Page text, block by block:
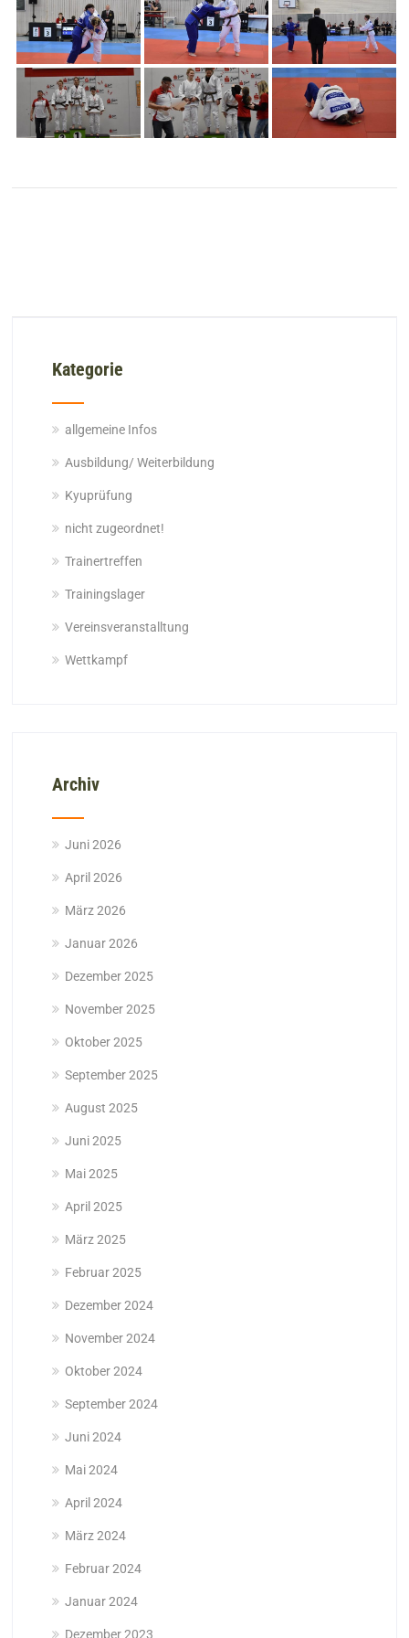
Kategorie
allgemeine Infos
Ausbildung/ Weiterbildung
Kyuprüfung
nicht zugeordnet!
Trainertreffen
Trainingslager
Vereinsveranstalltung
Wettkampf
Archiv
Juni 2026
April 2026
März 2026
Januar 2026
Dezember 2025
November 2025
Oktober 2025
September 2025
August 2025
Juni 2025
Mai 2025
April 2025
März 2025
Februar 2025
Dezember 2024
November 2024
Oktober 2024
September 2024
Juni 2024
Mai 2024
April 2024
März 2024
Februar 2024
Januar 2024
Dezember 2023